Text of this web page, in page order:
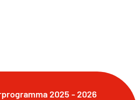
2025 - 2026